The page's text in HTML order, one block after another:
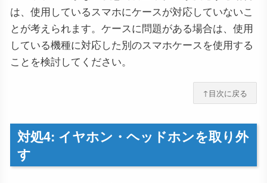
は、使用しているスマホにケースが対応していないこ
とが考えられます。ケースに問題がある場合は、使用
している機種に対応した別のスマホケースを使用する
ことを検討してください。
↑目次に戻る
対処4: イヤホン・ヘッドホンを取り外
す